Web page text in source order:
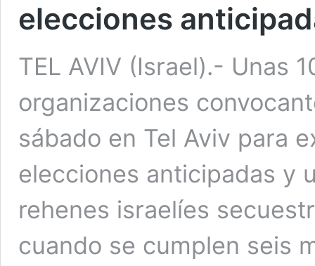
elecciones
TEL AVIV (Israel).- Unas
organizaciones
sábado en Tel Aviv para
elecciones anticipadas y
rehenes israelíes
cuando se cumplen seis